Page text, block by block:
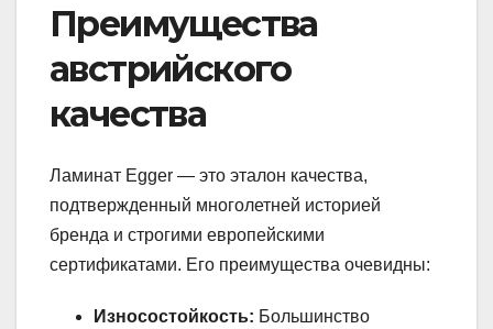
Преимущества
австрийского
качества
Ламинат Egger — это эталон качества,
подтвержденный многолетней историей
бренда и строгими европейскими
сертификатами. Его преимущества очевидны:
Износостойкость: Большинство